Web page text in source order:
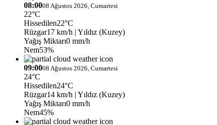
08:0008 Ağustos 2026, Cumartesi
22°C
Hissedilen22°C
Rüzgar17 km/h | Yıldız (Kuzey)
Yağış Miktarı0 mm/h
Nem53%
09:0008 Ağustos 2026, Cumartesi
24°C
Hissedilen24°C
Rüzgar14 km/h | Yıldız (Kuzey)
Yağış Miktarı0 mm/h
Nem45%